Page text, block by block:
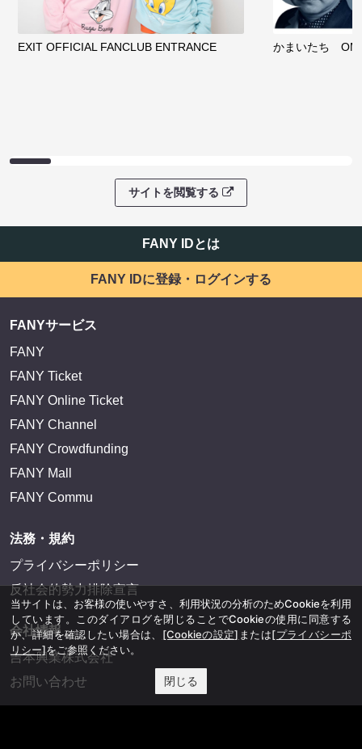
EXIT OFFICIAL FANCLUB ENTRANCE かまいたち
サイトを閲覧する
FANY IDとは
FANY IDに登録・ログインする
FANYサービス
FANY
FANY Ticket
FANY Online Ticket
FANY Channel
FANY Crowdfunding
FANY Mall
FANY Commu
法務・規約
プライバシーポリシー
反社会的勢力排除宣言
会社情報
吉本興業株式会社
お問い合わせ
当サイトは、お客様の使いやすさ、利用状況の分析のためCookieを利用
しています。このダイアログを閉じることでCookieの使用に同意する
か、詳細を確認したい場合は、 [Cookieの設定] または[プライバシーポ
リシー]をご参照ください。
閉じる